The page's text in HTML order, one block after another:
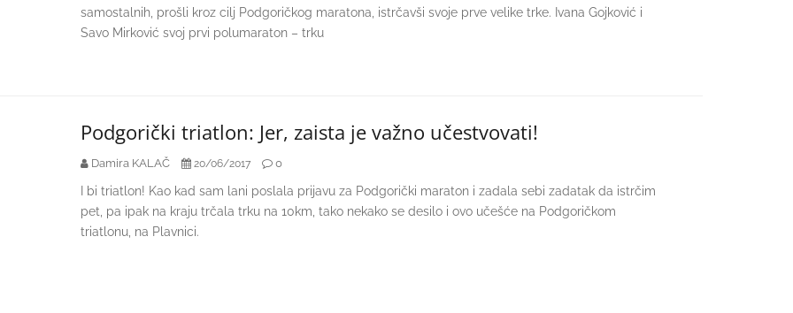
samostalnih, prošli kroz cilj Podgoričkog maratona, istrčavši svoje prve velike trke. Ivana Gojković i
Savo Mirković svoj prvi polumaraton – trku
Podgorički triatlon: Jer, zaista je važno učestvovati!
Damira KALAČ 20/06/2017 0
I bi triatlon! Kao kad sam lani poslala prijavu za Podgorički maraton i zadala sebi zadatak da istrčim
pet, pa ipak na kraju trčala trku na 10km, tako nekako se desilo i ovo učešće na Podgoričkom
triatlonu, na Plavnici.